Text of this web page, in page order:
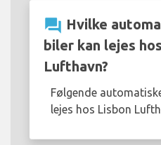
question_answer Hvilke
biler kan lejes
Lufthavn?
Følgende
lejes hos Lisbon